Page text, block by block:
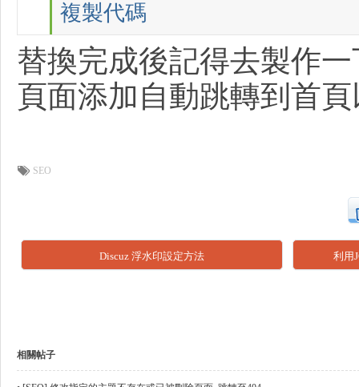
複製代碼
替換完成後記得去製作
頁面添加自動跳轉到首
SEO
Discuz 浮水印設定方法 利用
相關帖子